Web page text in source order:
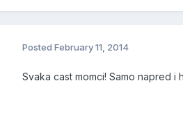
Posted February 11, 2014
Svaka cast momci! Samo napred